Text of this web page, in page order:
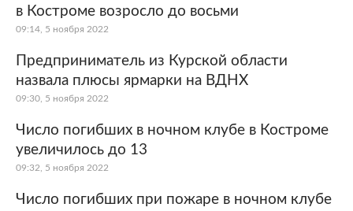
в Костроме возросло до восьми
09:14, 5 ноября 2022
Предприниматель из Курской области
назвала плюсы ярмарки на ВДНХ
09:30, 5 ноября 2022
Число погибших в ночном клубе в Костроме
увеличилось до 13
09:32, 5 ноября 2022
Число погибших при пожаре в ночном клубе